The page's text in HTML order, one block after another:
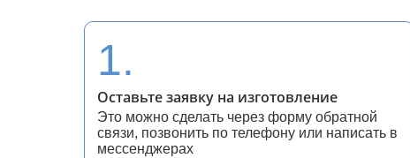
1.
Оставьте заявку на изготовление
Это можно сделать через форму обратной
связи, позвонить по телефону или написать в
мессенджерах